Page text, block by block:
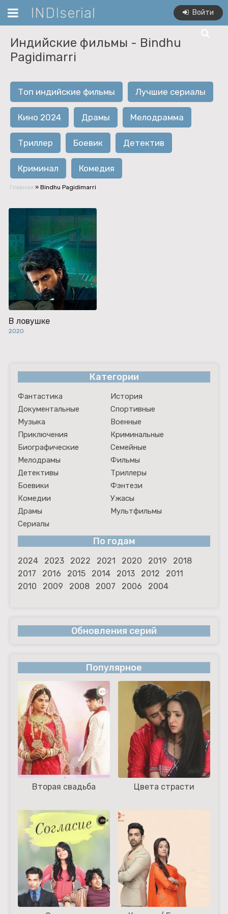
INDIserial Войти
Индийские фильмы - Bindhu
Pagidimarri
Топ индийские фильмы Лучшие сериалы
Кино 2024 Драмы Мелодрамма
Триллер Боевик Детектив
Криминал Комедия
Главная » Bindhu Pagidimarri
В ловушке
2020
Категории
Фантастика
История
Документальные
Спортивные
Музыка
Военные
Приключения
Криминальные
Биографические
Семейные
Мелодрамы
Фильмы
Детективы
Триллеры
Боевики
Фэнтези
Комедии
Ужасы
Драмы
Мультфильмы
Сериалы
По годам
2024 2023 2022 2021 2020 2019
2018
2017
2016 2015 2014 2013 2012
2011
2010
2009 2008 2007 2006 2004
Обновления серий
Популярное
Вторая свадьба Цвета страсти